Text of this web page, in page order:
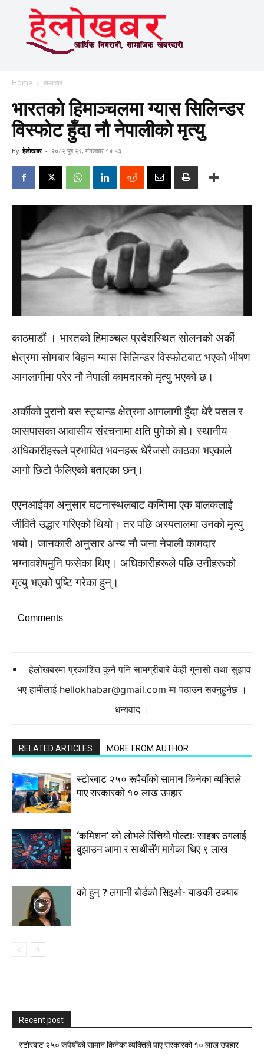
Home समाचार
भारतकाे हिमाञ्चलमा ग्यास सिलिन्डर
विस्फोट हुँदा नौ नेपालीको मृत्यु
By हेलाेखबर - २०८२ पुष २९, मंगलवार १४:५३
काठमाडाैं । भारतको हिमाञ्चल प्रदेशस्थित सोलनको अर्की
क्षेत्रमा सोमबार बिहान ग्यास सिलिन्डर विस्फोटबाट भएको भीषण
आगलागीमा परेर नौ नेपाली कामदारको मृत्यु भएको छ।
अर्कीको पुरानो बस स्ट्यान्ड क्षेत्रमा आगलागी हुँदा धेरै पसल र
आसपासका आवासीय संरचनामा क्षति पुगेको हो। स्थानीय
अधिकारीहरूले प्रभावित भवनहरू धेरैजसो काठका भएकाले
आगो छिटो फैलिएको बताएका छन्।
एएनआईका अनुसार घटनास्थलबाट कम्तिमा एक बालकलाई
जीवितै उद्धार गरिएको थियो। तर पछि अस्पतालमा उनको मृत्यु
भयो। जानकारी अनुसार अन्य नौ जना नेपाली कामदार
भग्नावशेषमुनि फसेका थिए। अधिकारीहरूले पछि उनीहरूको
मृत्यु भएको पुष्टि गरेका हुन्।
Comments
हेलोखबरमा प्रकाशित कुनै पनि सामग्रीबारे केही गुनासो तथा सुझाव
भए हामीलाई hellokhabar@gmail.com मा पठाउन सक्नुहुनेछ ।
धन्यवाद ।
RELATED ARTICLES MORE FROM AUTHOR
स्टाेरबाट २५० रूपैयाँको सामान किनेका व्यक्तिले
पाए सरकारको १० लाख उपहार
‘कमिशन’ को लोभले रित्तियो पोल्टाः साइबर ठगलाई
बुझाउन आमा र साथीसँग मागेका थिए ९ लाख
को हुन् ? लगानी बोर्डको सिइओ- याङकी उक्याब
Recent post
स्टाेरबाट २५० रूपैयाँको सामान किनेका व्यक्तिले पाए सरकारको १० लाख उपहार